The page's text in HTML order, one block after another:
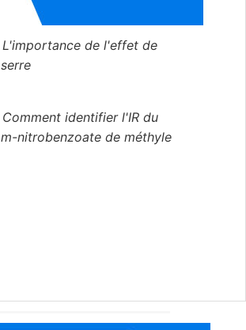
L'importance de l'effet de
serre
Comment identifier l'IR du
m-nitrobenzoate de méthyle